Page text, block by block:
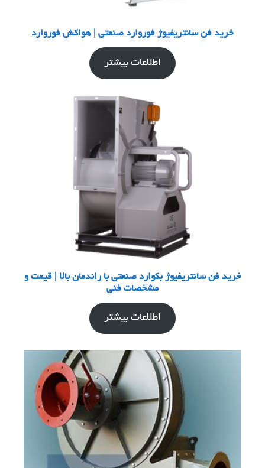
خرید فن سانتریفیوژ فوروارد صنعتی | هواکش فوروارد
اطلاعات بیشتر
خرید فن سانتریفیوژ بکوارد صنعتی با راندمان بالا | قیمت و
مشخصات فنی
اطلاعات بیشتر